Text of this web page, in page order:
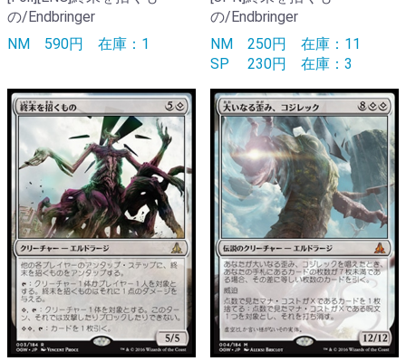
の/Endbringer
NM 590円 在庫：1
の/Endbringer
NM 250円 在庫：11
SP
230円 在庫：3